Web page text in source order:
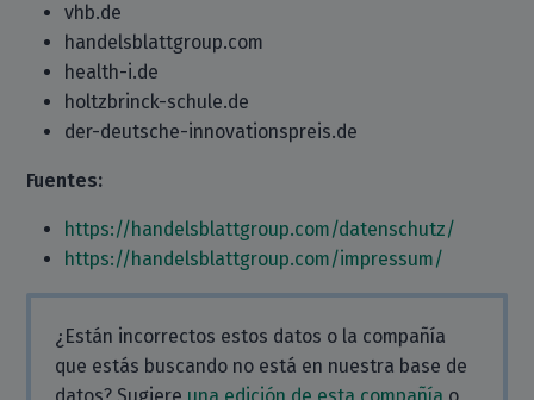
vhb.de
handelsblattgroup.com
health-i.de
holtzbrinck-schule.de
der-deutsche-innovationspreis.de
Fuentes:
https://handelsblattgroup.com/datenschutz/
https://handelsblattgroup.com/impressum/
¿Están incorrectos estos datos o la compañía
que estás buscando no está en nuestra base de